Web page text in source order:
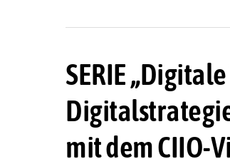
SERIE
mit dem CIIO-